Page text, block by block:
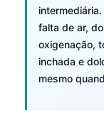
falta de ar,
oxigenação,
inchada e
mesmo